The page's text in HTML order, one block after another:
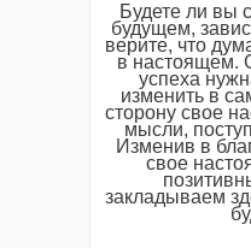
Будете ли вы
будущем,
верите, что
в настоящем.
успеха
изменить в
сторону свое
мысли,
Изменив в
свое
закладываем